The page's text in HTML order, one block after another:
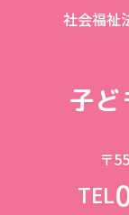
社会福祉
子
〒
TEL